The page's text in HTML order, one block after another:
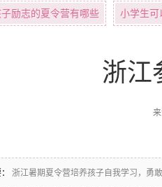
励志的夏令营有哪些 小学生可
浙江
来
浙江暑期夏令营培养孩子自我学习，勇